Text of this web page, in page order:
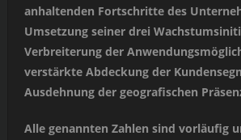
anhaltenden Fortschritte des
Umsetzung seiner drei
Verbreiterung der
verstärkte Abdeckung der
Ausdehnung der geografischen
Alle genannten Zahlen sind vorläufig